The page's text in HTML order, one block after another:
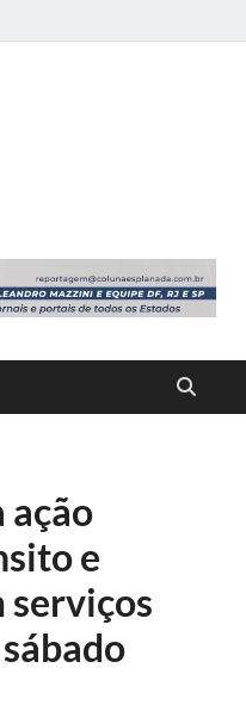
ação
e
serviços